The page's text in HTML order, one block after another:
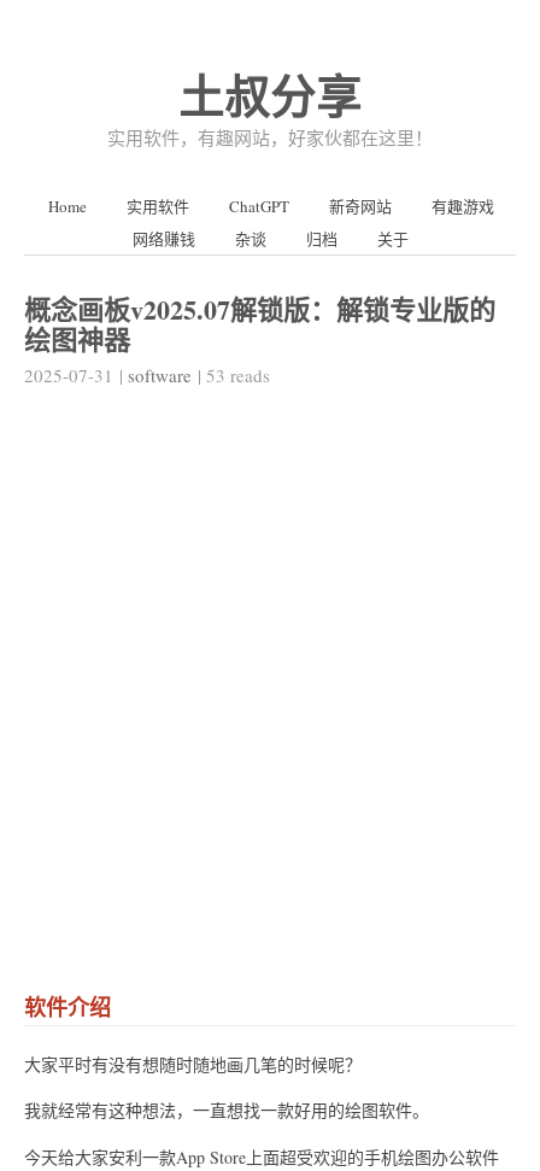
土叔分享
实用软件，有趣网站，好家伙都在这里！
Home 实用软件 ChatGPT 新奇网站
有趣游戏
网络赚钱
杂谈 归档 关于
概念画板v2025.07解锁版：解锁专业版的
绘图神器
2025-07-31 | software | 53 reads
软件介绍
大家平时有没有想随时随地画几笔的时候呢？
我就经常有这种想法，一直想找一款好用的绘图软件。
今天给大家安利一款App Store上面超受欢迎的手机绘图办公软件